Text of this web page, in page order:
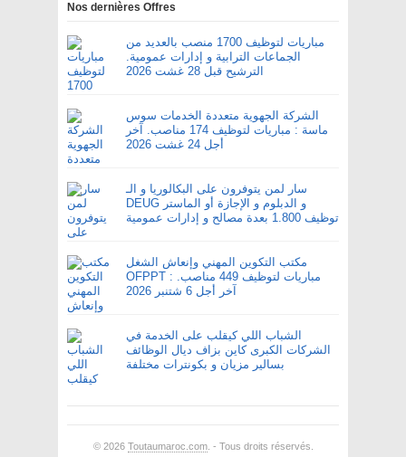
Nos dernières Offres
مباريات لتوظيف 1700 منصب بالعديد من
الجماعات الترابية و إدارات عمومية.
الترشيح قبل 28 غشت 2026
الشركة الجهوية متعددة الخدمات سوس
ماسة : مباريات لتوظيف 174 مناصب. آخر
أجل 24 غشت 2026
سار لمن يتوفرون على البكالوريا و الـ
DEUG و الدبلوم و الإجازة أو الماستر
توظيف 1.800 بعدة مصالح و إدارات عمومية
مكتب التكوين المهني وإنعاش الشغل
OFPPT : مباريات لتوظيف 449 مناصب.
آخر أجل 6 شتنبر 2026
الشباب اللي كيقلب على الخدمة في
الشركات الكبرى كاين بزاف ديال الوظائف
بسالير مزيان و بكونترات مختلفة
© 2026 Toutaumaroc.com. - Tous droits réservés.